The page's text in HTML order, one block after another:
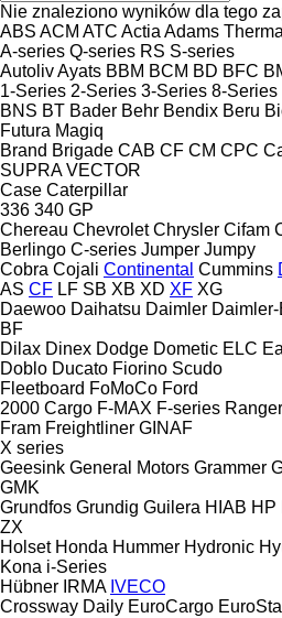
Nie znaleziono wyników dla tego
ABS ACM ATC Actia Adams
A-series Q-series RS S-series
AutolivAyats BBM BCM BD BFC
1-Series 2-Series 3-Series 8-Series
BNS BT Bader Behr Bendix Beru
Futura Magiq
Brand Brigade CAB CF CM CPC
SUPRA VECTOR
Case Caterpillar
336 340 GP
Chereau Chevrolet Chrysler Cifam
Berlingo C-series Jumper Jumpy
Cobra Cojali Continental Cummins
AS CF LF SB XB XD XF XG
Daewoo Daihatsu Daimler
BF
Dilax Dinex Dodge Dometic ELC Ea
Doblo Ducato Fiorino Scudo
Fleetboard FoMoCo Ford
2000 Cargo F-MAX F-series Ranger
Fram Freightliner GINAF
X series
Geesink General Motors Grammer
GMK
Grundfos Grundig Guilera HIAB HP
ZX
Holset Honda Hummer Hydronic
Kona i-Series
Hübner IRMA IVECO
Crossway Daily EuroCargo